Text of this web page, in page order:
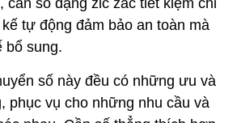
tự động đảm bảo an toàn mà
bổ sung.
số này đều có những ưu và
phục vụ cho những nhu cầu và